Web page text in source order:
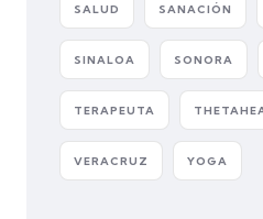
SALUD SANACIÓN
SINALOA SONORA
TERAPEUTA
VERACRUZ YOGA